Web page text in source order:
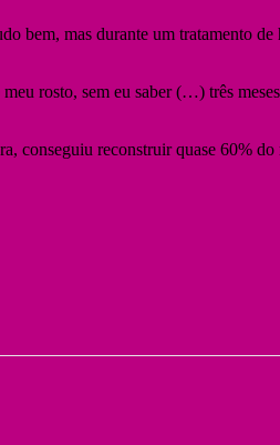
bem, mas durante um tratamento
rosto, sem eu saber (…) três
conseguiu reconstruir quase 60%